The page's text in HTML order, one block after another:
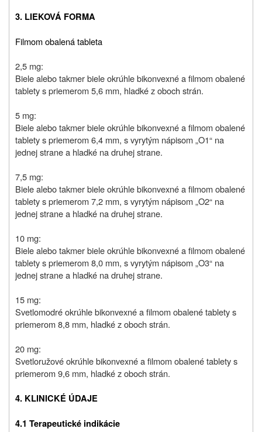
3. LIEKOVÁ FORMA
Filmom obalená tableta
2,5 mg:
Biele alebo takmer biele okrúhle bikonvexné a filmom obalené
tablety s priemerom 5,6 mm, hladké z oboch strán.
5 mg:
Biele alebo takmer biele okrúhle bikonvexné a filmom obalené
tablety s priemerom 6,4 mm, s vyrytým nápisom „O1“ na
jednej strane a hladké na druhej strane.
7,5 mg:
Biele alebo takmer biele okrúhle bikonvexné a filmom obalené
tablety s priemerom 7,2 mm, s vyrytým nápisom „O2“ na
jednej strane a hladké na druhej strane.
10 mg:
Biele alebo takmer biele okrúhle bikonvexné a filmom obalené
tablety s priemerom 8,0 mm, s vyrytým nápisom „O3“ na
jednej strane a hladké na druhej strane.
15 mg:
Svetlomodré okrúhle bikonvexné a filmom obalené tablety s
priemerom 8,8 mm, hladké z oboch strán.
20 mg:
Svetloružové okrúhle bikonvexné a filmom obalené tablety s
priemerom 9,6 mm, hladké z oboch strán.
4. KLINICKÉ ÚDAJE
4.1 Terapeutické indikácie